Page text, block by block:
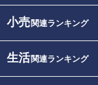
小売関連ランキング
生活関連ランキング